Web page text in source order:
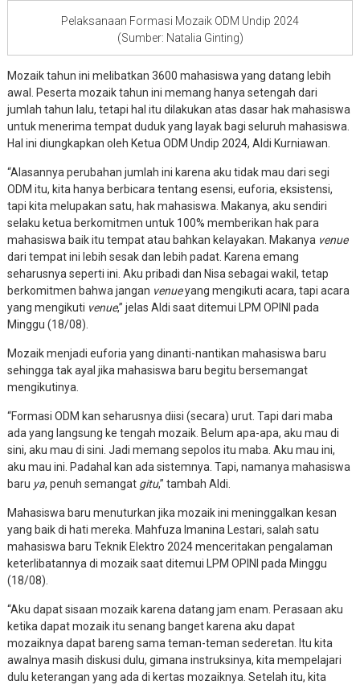
Pelaksanaan Formasi Mozaik ODM Undip 2024
(Sumber: Natalia Ginting)
Mozaik tahun ini melibatkan 3600 mahasiswa yang datang lebih
awal. Peserta mozaik tahun ini memang hanya setengah dari
jumlah tahun lalu, tetapi hal itu dilakukan atas dasar hak mahasiswa
untuk menerima tempat duduk yang layak bagi seluruh mahasiswa.
Hal ini diungkapkan oleh Ketua ODM Undip 2024, Aldi Kurniawan.
“Alasannya perubahan jumlah ini karena aku tidak mau dari segi
ODM itu, kita hanya berbicara tentang esensi, euforia, eksistensi,
tapi kita melupakan satu, hak mahasiswa. Makanya, aku sendiri
selaku ketua berkomitmen untuk 100% memberikan hak para
mahasiswa baik itu tempat atau bahkan kelayakan. Makanya venue
dari tempat ini lebih sesak dan lebih padat. Karena emang
seharusnya seperti ini. Aku pribadi dan Nisa sebagai wakil, tetap
berkomitmen bahwa jangan venueyang mengikuti acara, tapi acara
yang mengikuti venue,” jelas Aldi saat ditemui LPM OPINI pada
Minggu (18/08).
Mozaik menjadi euforia yang dinanti-nantikan mahasiswa baru
sehingga tak ayal jika mahasiswa baru begitu bersemangat
mengikutinya.
“Formasi ODM kan seharusnya diisi (secara) urut. Tapi dari maba
ada yang langsung ke tengah mozaik. Belum apa-apa, aku mau di
sini, aku mau di sini. Jadi memang sepolos itu maba. Aku mau ini,
aku mau ini. Padahal kan ada sistemnya. Tapi, namanya mahasiswa
baru ya, penuh semangat gitu,” tambah Aldi.
Mahasiswa baru menuturkan jika mozaik ini meninggalkan kesan
yang baik di hati mereka. Mahfuza Imanina Lestari, salah satu
mahasiswa baru Teknik Elektro 2024 menceritakan pengalaman
keterlibatannya di mozaik saat ditemui LPM OPINI pada Minggu
(18/08).
“Aku dapat sisaan mozaik karena datang jam enam. Perasaan aku
ketika dapat mozaik itu senang banget karena aku dapat
mozaiknya dapat bareng sama teman-teman sederetan. Itu kita
awalnya masih diskusi dulu, gimana instruksinya, kita mempelajari
dulu keterangan yang ada di kertas mozaiknya. Setelah itu, kita